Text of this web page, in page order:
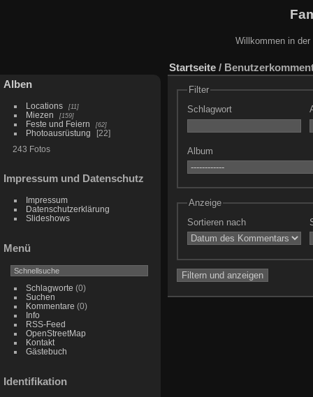
Willkommen in
Alben
Locations 11
Miezen 159
Feste und Feiern 62
Photoausrüstung
22
243 Fotos
Impressum und Datenschutz
Impressum
Datenschutzerklärung
Slideshows
Menü
Schlagworte (0)
Suchen
Kommentare (0)
Info
RSS-Feed
OpenStreetMap
Kontakt
Gästebuch
Identifikation
Startseite /
Filter
Schlagwort
Album
Anzeige
Sortieren nach